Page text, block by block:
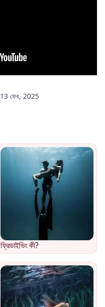
13 ফেব, 2025
ফ্রিডাইভিং কী?